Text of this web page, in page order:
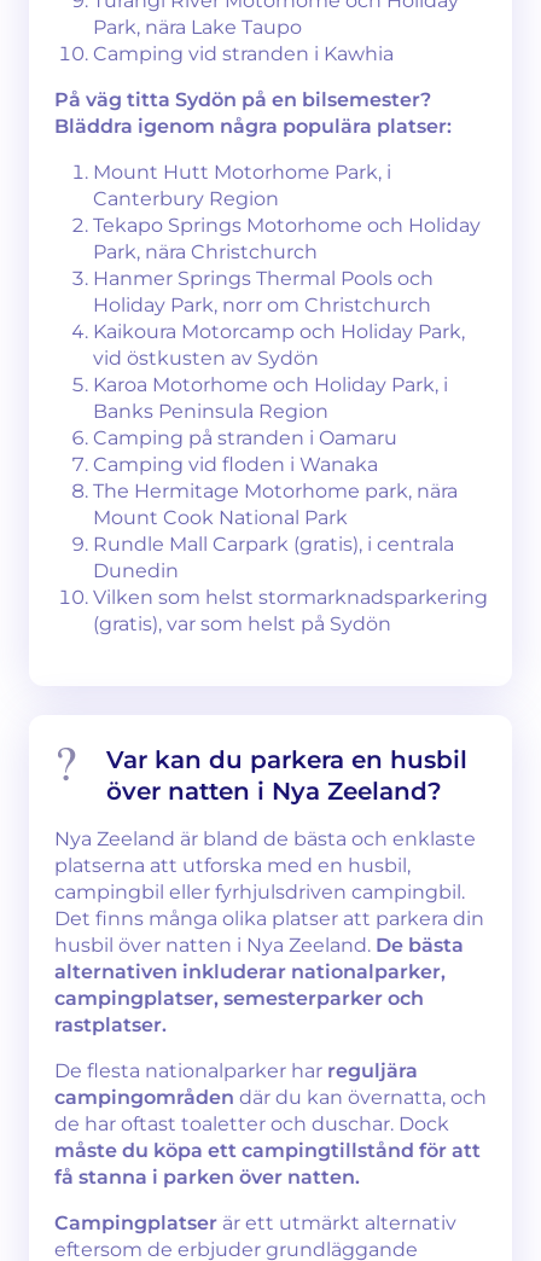
Park, nära Lake Taupo
Camping vid stranden i Kawhia
På väg titta Sydön på en bilsemester?
Bläddra igenom några populära platser:
Mount Hutt Motorhome Park, i
Canterbury Region
Tekapo Springs Motorhome och Holiday
Park, nära Christchurch
Hanmer Springs Thermal Pools och
Holiday Park, norr om Christchurch
Kaikoura Motorcamp och Holiday Park,
vid östkusten av Sydön
Karoa Motorhome och Holiday Park, i
Banks Peninsula Region
Camping på stranden i Oamaru
Camping vid floden i Wanaka
The Hermitage Motorhome park, nära
Mount Cook National Park
Rundle Mall Carpark (gratis), i centrala
Dunedin
Vilken som helst stormarknadsparkering
(gratis), var som helst på Sydön
Var kan du parkera en husbil
över natten i Nya Zeeland?
Nya Zeeland är bland de bästa och enklaste
platserna att utforska med en husbil,
campingbil eller fyrhjulsdriven campingbil.
Det finns många olika platser att parkera din
husbil över natten i Nya Zeeland. De bästa
alternativen inkluderar nationalparker,
campingplatser, semesterparker och
rastplatser.
De flesta nationalparker har reguljära
campingområden där du kan övernatta, och
de har oftast toaletter och duschar. Dock
måste du köpa ett campingtillstånd för att
få stanna i parken över natten.
Campingplatser är ett utmärkt alternativ
eftersom de erbjuder grundläggande